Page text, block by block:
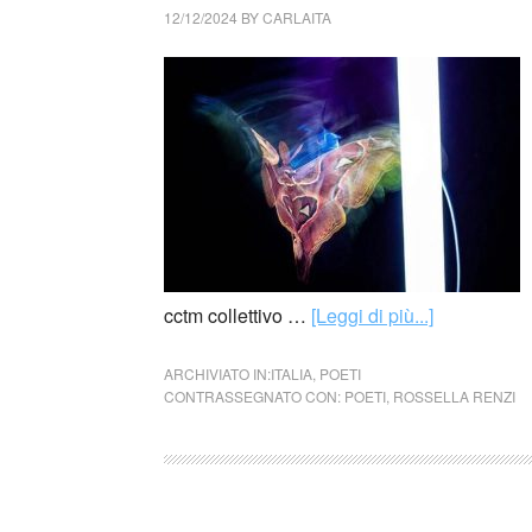
12/12/2024 BYCARLAITA
cctm collettivo … [Leggi di più...]
ARCHIVIATO IN:ITALIA POETI
CONTRASSEGNATO CON: POETI ROSSELLA RENZI